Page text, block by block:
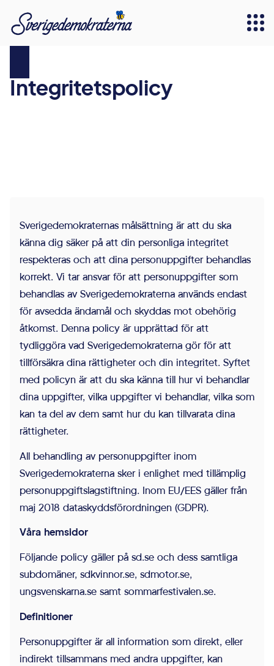
Integritetspolicy
Sverigedemokraternas målsättning är att du ska
känna dig säker på att din personliga integritet
respekteras och att dina personuppgifter behandlas
korrekt. Vi tar ansvar för att personuppgifter som
behandlas av Sverigedemokraterna används endast
för avsedda ändamål och skyddas mot obehörig
åtkomst. Denna policy är upprättad för att
tydliggöra vad Sverigedemokraterna gör för att
tillförsäkra dina rättigheter och din integritet. Syftet
med policyn är att du ska känna till hur vi behandlar
dina uppgifter, vilka uppgifter vi behandlar, vilka som
kan ta del av dem samt hur du kan tillvarata dina
rättigheter.
All behandling av personuppgifter inom
Sverigedemokraterna sker i enlighet med tillämplig
personuppgiftslagstiftning. Inom EU/EES gäller från
maj 2018 dataskyddsförordningen (GDPR).
Våra hemsidor
Följande policy gäller på sd.se och dess samtliga
subdomäner, sdkvinnor.se, sdmotor.se,
ungsvenskarna.se samt sommarfestivalen.se.
Definitioner
Personuppgifter är all information som direkt, eller
indirekt tillsammans med andra uppgifter, kan
Nödvändiga
cookies låter
webbplatsen
genom att
aktivera
grundläggande
såsom
sidnavigering
och åtkomst till